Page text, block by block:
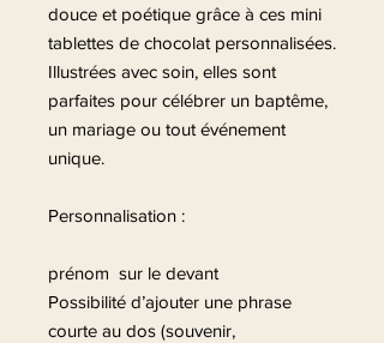
douce et poétique grâce à ces mini
tablettes de chocolat personnalisées.
Illustrées avec soin, elles sont
parfaites pour célébrer un baptême,
un mariage ou tout événement
unique.
Personnalisation :
prénom sur le devant
Possibilité d’ajouter une phrase
courte au dos (souvenir,